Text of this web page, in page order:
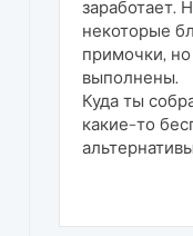
заработает.
некоторые
примочки,
выполнены.
Куда ты
какие-то